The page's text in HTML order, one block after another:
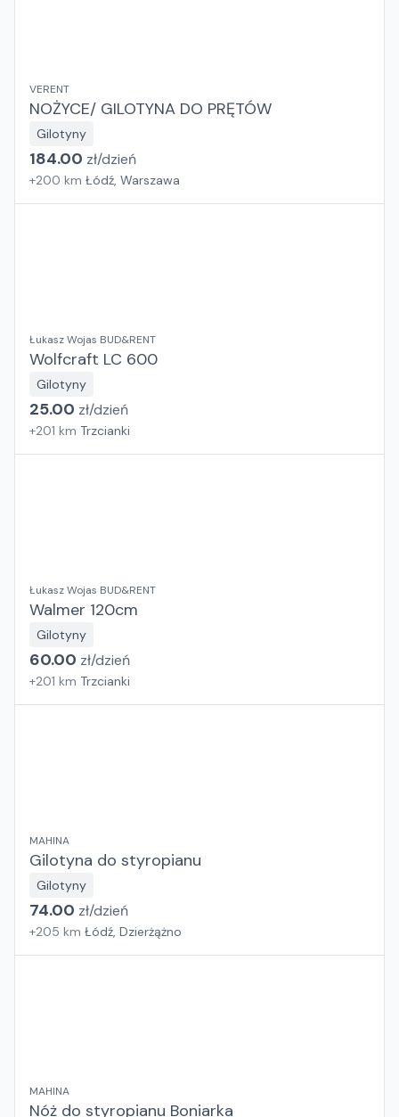
VERENT
NOŻYCE/ GILOTYNA DO PRĘTÓW
Gilotyny
184.00 zł/dzień
+200 km Łódź, Warszawa
Łukasz Wojas BUD&RENT
Wolfcraft LC 600
Gilotyny
25.00 zł/dzień
+201 km Trzcianki
Łukasz Wojas BUD&RENT
Walmer 120cm
Gilotyny
60.00 zł/dzień
+201 km Trzcianki
MAHINA
Gilotyna do styropianu
Gilotyny
74.00 zł/dzień
+205 km Łódź, Dzierżążno
MAHINA
Nóż do styropianu Boniarka